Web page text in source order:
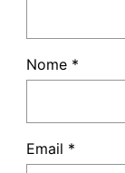
Nome *
Email *